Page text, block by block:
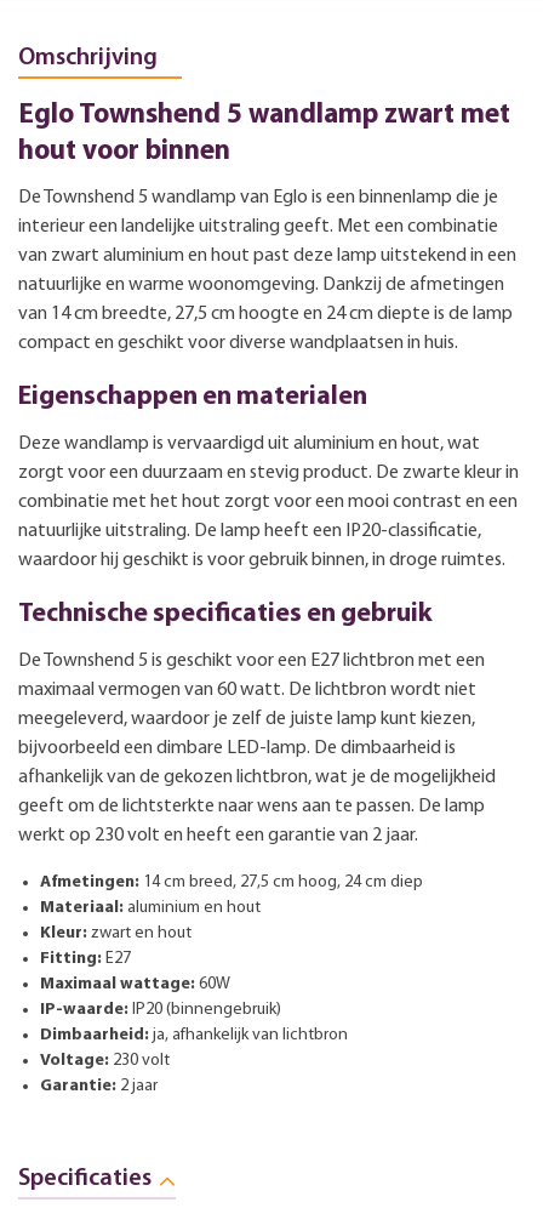
Omschrijving
Eglo Townshend 5 wandlamp zwart met
hout voor binnen
De Townshend 5 wandlamp van Eglo is een binnenlamp die je
interieur een landelijke uitstraling geeft. Met een combinatie
van zwart aluminium en hout past deze lamp uitstekend in een
natuurlijke en warme woonomgeving. Dankzij de afmetingen
van 14 cm breedte, 27,5 cm hoogte en 24 cm diepte is de lamp
compact en geschikt voor diverse wandplaatsen in huis.
Eigenschappen en materialen
Deze wandlamp is vervaardigd uit aluminium en hout, wat
zorgt voor een duurzaam en stevig product. De zwarte kleur in
combinatie met het hout zorgt voor een mooi contrast en een
natuurlijke uitstraling. De lamp heeft een IP20-classificatie,
waardoor hij geschikt is voor gebruik binnen, in droge ruimtes.
Technische specificaties en gebruik
De Townshend 5 is geschikt voor een E27 lichtbron met een
maximaal vermogen van 60 watt. De lichtbron wordt niet
meegeleverd, waardoor je zelf de juiste lamp kunt kiezen,
bijvoorbeeld een dimbare LED-lamp. De dimbaarheid is
afhankelijk van de gekozen lichtbron, wat je de mogelijkheid
geeft om de lichtsterkte naar wens aan te passen. De lamp
werkt op 230 volt en heeft een garantie van 2 jaar.
Afmetingen: 14 cm breed, 27,5 cm hoog, 24 cm diep
Materiaal: aluminium en hout
Kleur: zwart en hout
Fitting: E27
Maximaal wattage: 60W
IP-waarde: IP20 (binnengebruik)
Dimbaarheid: ja, afhankelijk van lichtbron
Voltage: 230 volt
Garantie: 2 jaar
Specificaties